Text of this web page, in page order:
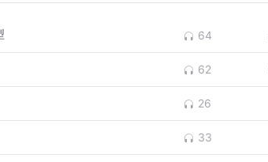
64
62
26
33